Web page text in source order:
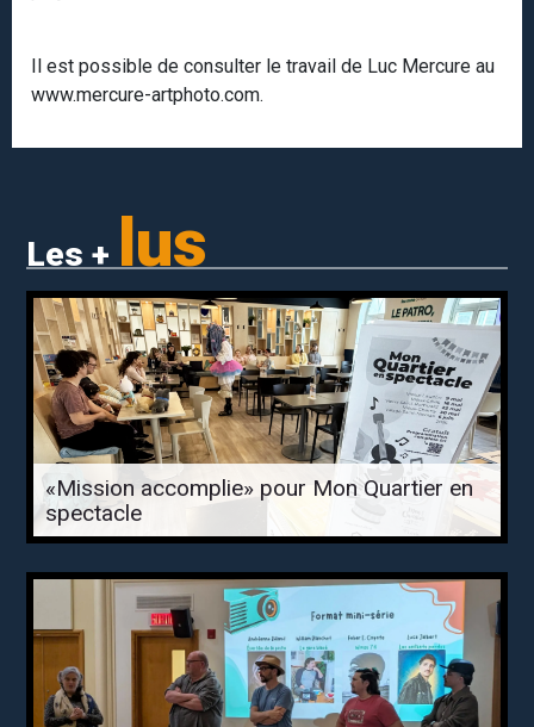
Il est possible de consulter le travail de Luc Mercure au
www.mercure-artphoto.com.
Les + lus
«Mission accomplie» pour Mon Quartier en
spectacle